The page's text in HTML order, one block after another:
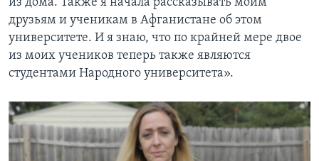
из дома. Также я начала рассказывать моим
друзьям и ученикам в Афганистане об этом
университете. И я знаю, что по крайней мере двое
из моих учеников теперь также являются
студентами Народного университета».